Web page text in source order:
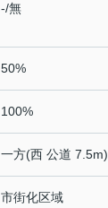
-/無
50%
100%
一方(西 公道 7.5m)
市街化区域